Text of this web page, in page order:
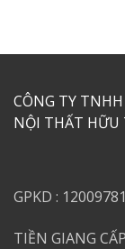
CÔNG TY
NỘI THẤT HỮU
GPKD :
TIỀN GIANG